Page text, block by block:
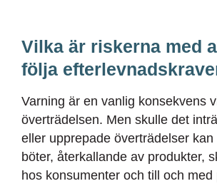
Vilka är riskerna med
följa
Varning är en vanlig konsekvens
överträdelsen. Men skulle det
eller upprepade överträdelser kan
böter, återkallande av produkter,
hos konsumenter och till och med